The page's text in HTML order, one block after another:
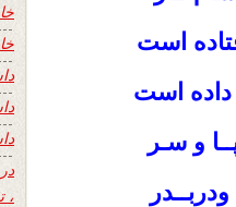
است
است
و سـر
،